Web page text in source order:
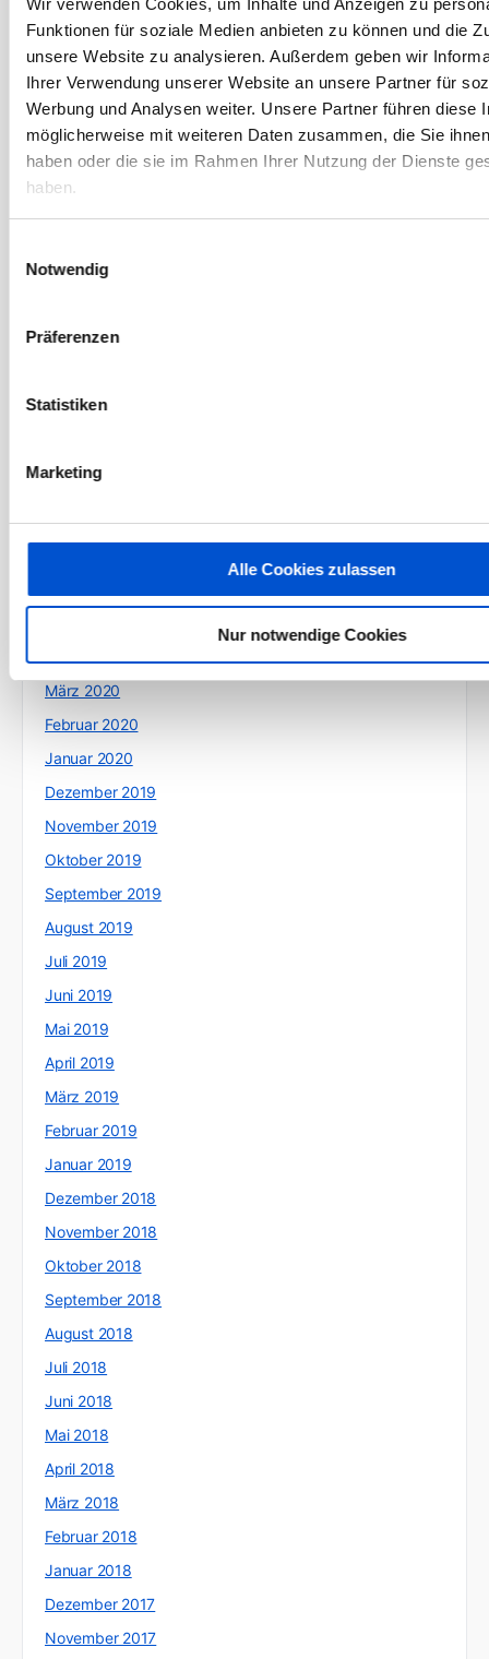
Wir verwenden Cookies, um Inhalte und Anzeigen zu
Funktionen für soziale Medien anbieten zu können und die
unsere Website zu analysieren. Außerdem geben wir
Ihrer Verwendung unserer Website an unsere Partner für
Werbung und Analysen weiter. Unsere Partner führen diese
möglicherweise mit weiteren Daten zusammen, die Sie
haben oder die sie im Rahmen Ihrer Nutzung der Dienste
haben.
Notwendig
Präferenzen
Statistiken
Marketing
Alle Cookies zulassen
Nur notwendige Cookies
November 2021
Oktober 2021
September 2021
August 2021
Juli 2021
Juni 2021
Mai 2021
März 2021
September 2020
August 2020
März 2020
Februar 2020
Januar 2020
Dezember 2019
November 2019
Oktober 2019
September 2019
August 2019
Juli 2019
Juni 2019
Mai 2019
April 2019
März 2019
Februar 2019
Januar 2019
Dezember 2018
November 2018
Oktober 2018
September 2018
August 2018
Juli 2018
Juni 2018
Mai 2018
April 2018
März 2018
Februar 2018
Januar 2018
Dezember 2017
November 2017